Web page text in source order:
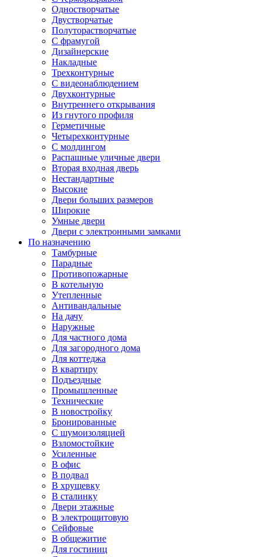
Одностворчатые
Двустворчатые
Полуторастворчатые
С фрамугой
Дизайнерские
Накладные
Трехконтурные
С видеонаблюдением
Двухконтурные
Внутреннего открывания
Из гнутого профиля
Герметичные
Четырехконтурные
С молдингом
Распашные уличные двери
Вторая входная дверь
Нестандартные
Высокие
Двери больших размеров
Широкие
Умные двери
Двери с электронными замками
По назначению
Тамбурные
Парадные
Противопожарные
В котельную
Утепленные
Антивандальные
На дачу
Наружные
Для частного дома
Для загородного дома
Для коттеджа
В квартиру
Подъездные
Промышленные
Технические
В новостройку
Бронированные
С шумоизоляцией
Взломостойкие
Усиленные
В офис
В подвал
В хрущевку
В сталинку
Двери этажные
В электрощитовую
Сейфовые
В общежитие
Для гостиниц